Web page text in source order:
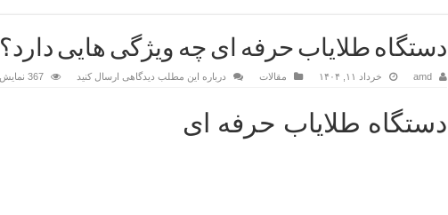
دستگاه طلایاب حرفه ای چه ویژگی هایی دارد؟
amd خرداد ۱۱, ۱۴۰۴ مقالات درباره این مطلب دیدگاهی ارسال کنید 367 نمایش ها
دستگاه طلایاب حرفه ای